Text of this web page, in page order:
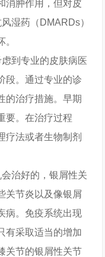
消肿作用，但对皮
湿药（DMARDs）
到专业的皮肤病医
段。通过专业的诊
的治疗措施。早期
要。在治疗过程
疗法或者生物制剂
治好的，银屑性关
关节炎以及像银屑
病。免疫系统出现
有采取适当的增加
关节的银屑性关节